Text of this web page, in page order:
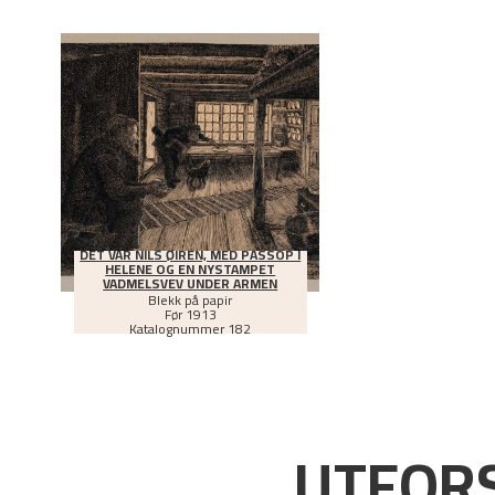
DET VAR NILS ØIREN, MED PASSOP I
HELENE OG EN NYSTAMPET
VADMELSVEV UNDER ARMEN
Blekk på papir
Før1913
Katalognummer 182